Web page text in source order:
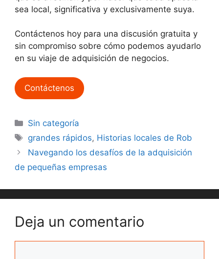
sea local, significativa y exclusivamente suya.
Contáctenos hoy para una discusión gratuita y
sin compromiso sobre cómo podemos ayudarlo
en su viaje de adquisición de negocios.
Contáctenos
Categorías
Sin categoría
Etiquetas
grandes rápidos, Historias locales de Rob
Navegando los desafíos de la adquisición
de pequeñas empresas
Deja un comentario